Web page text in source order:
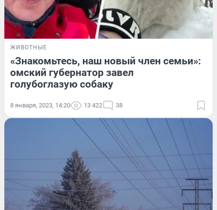
ЖИВОТНЫЕ
«Знакомьтесь, наш новый член семьи»:
омский губернатор завел
голубоглазую собаку
8 января, 2023, 14:20 13 422 38